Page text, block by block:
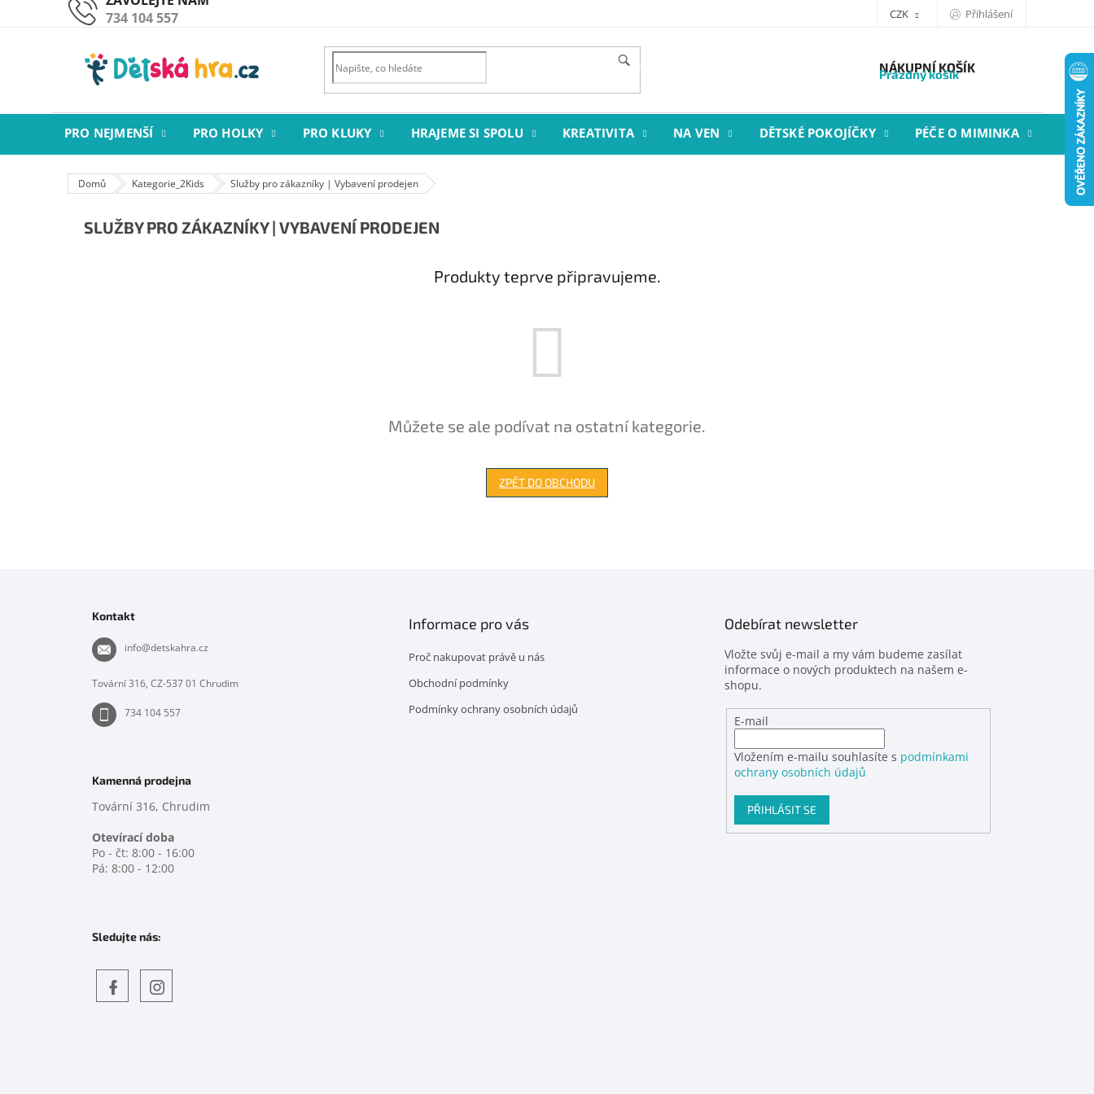
734 104 557 CZK Přihlášení
NÁKUPNÍ KOŠÍK
Prázdný košík
PRO NEJMENŠÍ PRO HOLKY PRO KLUKY HRAJEME SI SPOLU KREATIVITA NA VEN DĚTSKÉ POKOJÍČKY PÉČE O MIMINKA
Domů Kategorie_2Kids Služby pro zákazníky | Vybavení prodejen
SLUŽBY PRO ZÁKAZNÍKY | VYBAVENÍ PRODEJEN
Produkty teprve připravujeme.
Můžete se ale podívat na ostatní kategorie.
ZPĚT DO OBCHODU
Kontakt
info@detskahra.cz
Tovární 316, CZ-537 01 Chrudim
734 104 557
Kamenná prodejna
Tovární 316, Chrudim
Otevírací doba
Po - čt: 8:00 - 16:00
Pá: 8:00 - 12:00
Sledujte nás:
Informace pro vás
Proč nakupovat právě u nás
Obchodní podmínky
Podmínky ochrany osobních údajů
Odebírat newsletter
Vložte svůj e-mail a my vám budeme zasílat
informace o nových produktech na našem e-
shopu.
E-mail
Vložením e-mailu souhlasíte s podmínkami
ochrany osobních údajů
PŘIHLÁSIT SE